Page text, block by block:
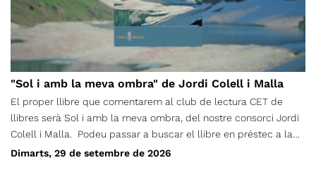
"Sol i amb la meva ombra" de Jordi Colell i Malla
El proper llibre que comentarem al club de lectura CET de
llibres serà Sol i amb la meva ombra, del nostre consorci Jordi
Colell i Malla. Podeu passar a buscar el llibre en préstec a la
Secretaria del CET, de dilluns a divendres de 17h a 20h. La
Dimarts, 29 de setembre de 2026